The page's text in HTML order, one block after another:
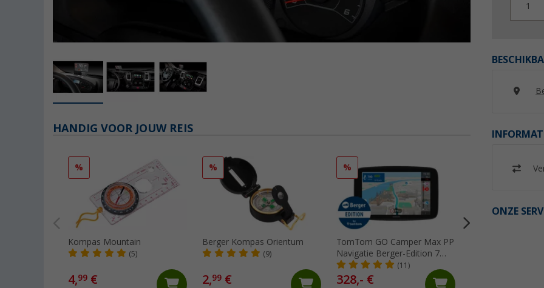
1
ONZE
HANDIG VOOR JOUW REIS
%
Kompas Mountain
(5)
4,99 €
%
Berger Kompas Orientum
(9)
2,99 €
%
TomTom GO Camper Max PP
Navigatie Berger-Edition 7
inch
(11)
328,- €